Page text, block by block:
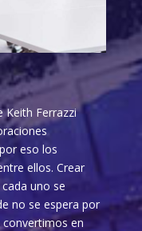
Keith Ferrazzi
eso los
ellos. Crear
uno se
no se espera por
en